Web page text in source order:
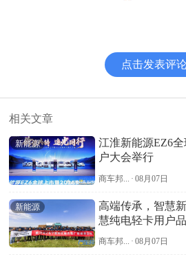
点击发表评
相关文章
新能源
江淮新能源EZ6
户大会举行
商车邦... · 08月07日
新能源
高端传承，智慧
慧纯电轻卡用户
商车邦... · 08月07日